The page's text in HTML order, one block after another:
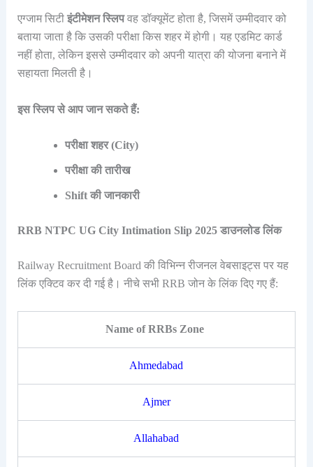
एग्जाम सिटी इंटीमेशन स्लिपवह डॉक्यूमेंट होता है, जिसमें उम्मीदवार को
बताया जाता है कि उसकी परीक्षा किस शहर में होगी। यह एडमिट कार्ड
नहीं होता, लेकिन इससे उम्मीदवार को अपनी यात्रा की योजना बनाने में
सहायता मिलती है।
इस स्लिप से आप जान सकते हैं:
परीक्षा शहर (City)
परीक्षा की तारीख
Shift की जानकारी
RRB NTPC UG City Intimation Slip 2025 डाउनलोड लिंक
Railway Recruitment Board की विभिन्न रीजनल वेबसाइट्स पर यह
लिंक एक्टिव कर दी गई है। नीचे सभी RRB जोन के लिंक दिए गए हैं:
Name of RRBs Zone
Ahmedabad
Ajmer
Allahabad